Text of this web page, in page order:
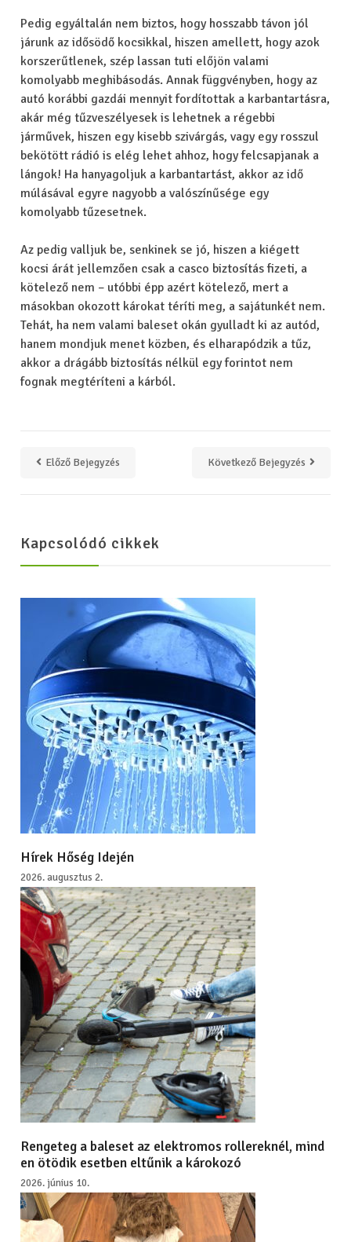
Pedig egyáltalán nem biztos, hogy hosszabb távon jól
járunk az idősödő kocsikkal, hiszen amellett, hogy azok
korszerűtlenek, szép lassan tuti előjön valami
komolyabb meghibásodás. Annak függvényben, hogy az
autó korábbi gazdái mennyit fordítottak a karbantartásra,
akár még tűzveszélyesek is lehetnek a régebbi
járművek, hiszen egy kisebb szivárgás, vagy egy rosszul
bekötött rádió is elég lehet ahhoz, hogy felcsapjanak a
lángok! Ha hanyagoljuk a karbantartást, akkor az idő
múlásával egyre nagyobb a valószínűsége egy
komolyabb tűzesetnek.
Az pedig valljuk be, senkinek se jó, hiszen a kiégett
kocsi árát jellemzően csak a casco biztosítás fizeti, a
kötelező nem – utóbbi épp azért kötelező, mert a
másokban okozott károkat téríti meg, a sajátunkét nem.
Tehát, ha nem valami baleset okán gyulladt ki az autód,
hanem mondjuk menet közben, és elharapódzik a tűz,
akkor a drágább biztosítás nélkül egy forintot nem
fognak megtéríteni a kárból.
Előző Bejegyzés Következő Bejegyzés
Kapcsolódó cikkek
Hírek Hőség Idején
2026. augusztus 2.
Rengeteg a baleset az elektromos rollereknél, mind
en ötödik esetben eltűnik a károkozó
2026. június 10.